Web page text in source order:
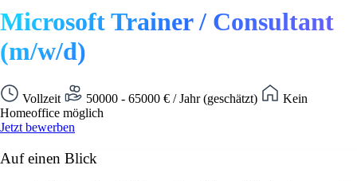
Microsoft Trainer / Consultant
(m/w/d)
Vollzeit 50000 - 65000 € / Jahr (geschätzt)
Kein
Homeoffice möglich
Jetzt bewerben
Auf einen Blick